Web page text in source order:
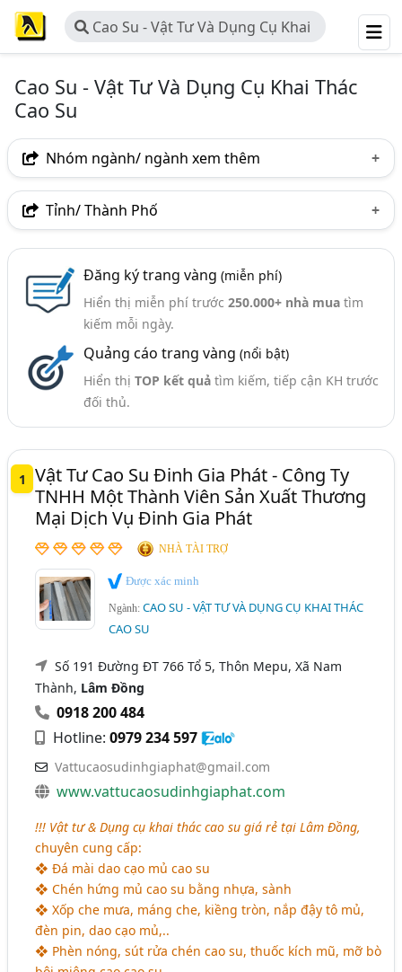
Cao Su - Vật Tư Và Dụng Cụ Khai
Thác Cao Su
Cao Su - Vật Tư Và Dụng Cụ Khai Thác
Cao Su
Nhóm ngành/ ngành xem thêm
Ngành nghề
Ngành xem thêm
Cao Su - Sản Phẩm Cao Su (516)
Tỉnh/ Thành Phố
Bình Dương
Bình Phước
Bình Thuận
Vĩnh Phúc
Kon Tum
Đăng ký trang vàng (miễn phí)
Hiển thị miễn phí trước 250.000+ nhà muatìm
kiếm mỗi ngày.
Quảng cáo trang vàng (nổi bật)
Hiển thị TOP kết quảtìm kiếm, tiếp cận KH trước
đối thủ.
1
Vật Tư Cao Su Đinh Gia Phát - Công Ty
TNHH Một Thành Viên Sản Xuất Thương
Mại Dịch Vụ Đinh Gia Phát
NHÀ TÀI TRỢ
Được xác minh
Ngành:CAO SU - VẬT TƯ VÀ DỤNG CỤ KHAI THÁC
CAO SU
Số 191 Đường ĐT 766 Tổ 5, Thôn Mepu, Xã Nam
Thành, Lâm Đồng
0918 200 484
Hotline:0979 234 597
Vattucaosudinhgiaphat@gmail.com
www.vattucaosudinhgiaphat.com
!!! Vật tư & Dụng cụ khai thác cao su giá rẻ tại Lâm Đồng,
chuyên cung cấp:
❖ Đá mài dao cạo mủ cao su
❖ Chén hứng mủ cao su bằng nhựa, sành
❖ Xốp che mưa, máng che, kiềng tròn, nắp đậy tô mủ,
đèn pin, dao cạo mủ,..
❖ Phèn nóng, sút rửa chén cao su, thuốc kích mũ, mỡ bò